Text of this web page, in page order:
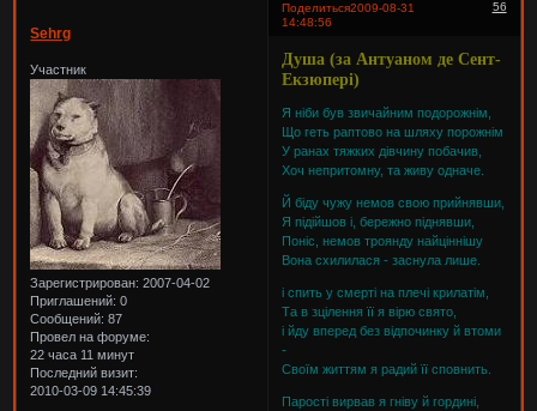
Поделиться 56
2009-08-31
14:48:56
Sehrg
Участник
Зарегистрирован: 2007-04-02
Приглашений: 0
Сообщений: 87
Провел на форуме:
22 часа 11 минут
Последний визит:
2010-03-09 14:45:39
Душа (за Антуаном де Сент-
Екзюперi)
Я нiби був звичайним подорожнiм,
Що геть раптово на шляху порожнiм
У ранах тяжких дiвчину побачив,
Хоч непритомну, та живу одначе.
Й бiду чужу немов свою прийнявши,
Я пiдiйшов i, бережно пiднявши,
Понiс, немов троянду найцiннiшу
Вона схилилася - заснула лише.
i спить у смертi на плечi крилатiм,
Та в зцiлення її я вiрю свято,
i йду вперед без вiдпочинку й втоми
-
Своїм життям я радий її сповнить.
Паростi вирвав я гнiву й гординi,